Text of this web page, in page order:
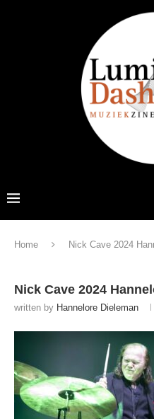
Home Nick Cave 2024
Nick Cave 2024
written by Hannelore Dieleman